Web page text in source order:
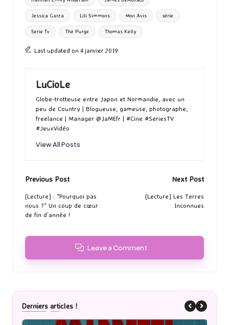
k n
er
Jessica Garza Lili Simmons Mon Avis série
Serie Tv The Purge Thomas Kelly
Last updated on 4 janvier 2019
LuCioLe
Globe-trotteuse entre Japon et Normandie, avec un
peu de Country | Blogueuse, gameuse, photographe,
freelance | Manager @JaMEfr | #Cine #SeriesTV
#JeuxVidéo
View All Posts
Post
navigation
Previous Post
[Lecture] : “Pourquoi pas
nous ?” Un coup de cœur
de fin d’année !
Next Post
[Lecture] Les Terres
Inconnues
Leave a Comment
Derniers articles !